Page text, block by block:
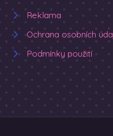
Reklama
Ochrana osobních
Podmínky použití